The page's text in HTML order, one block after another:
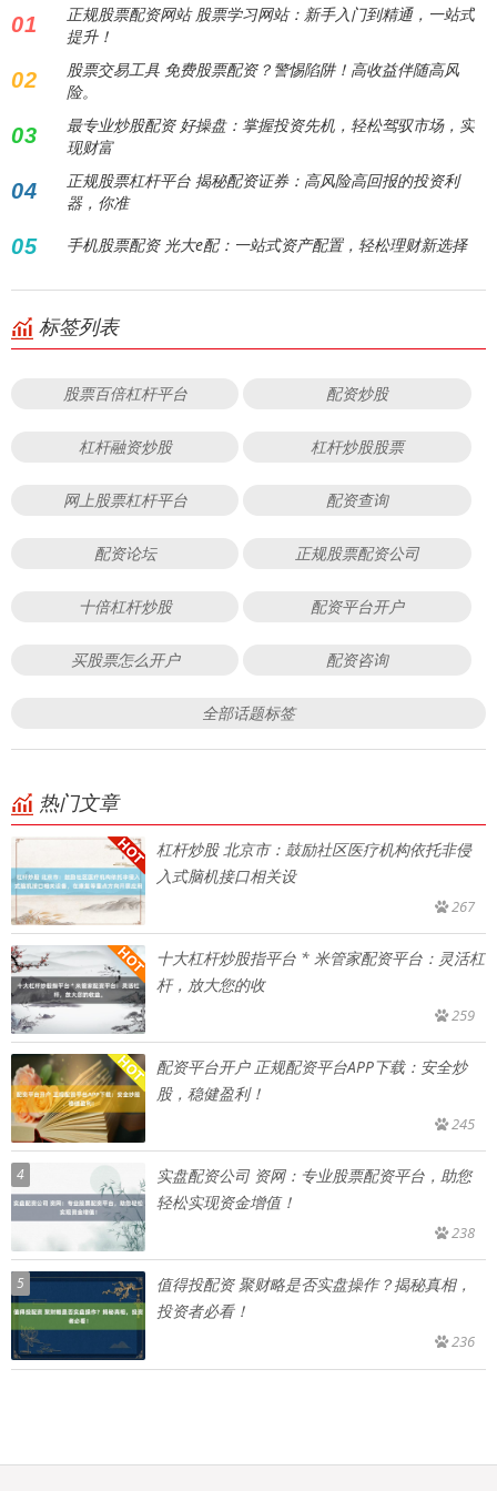
01
正规股票配资网站 股票学习网站：新手入门到精通，一站式
提升！
02
股票交易工具 免费股票配资？警惕陷阱！高收益伴随高风
险。
03
最专业炒股配资 好操盘：掌握投资先机，轻松驾驭市场，实
现财富
04
正规股票杠杆平台 揭秘配资证券：高风险高回报的投资利
器，你准
05 手机股票配资 光大e配：一站式资产配置，轻松理财新选择
标签列表
股票百倍杠杆平台 配资炒股
杠杆融资炒股 杠杆炒股股票
网上股票杠杆平台 配资查询
配资论坛 正规股票配资公司
十倍杠杆炒股 配资平台开户
买股票怎么开户 配资咨询
全部话题标签
热门文章
杠杆炒股 北京市：鼓励社区医疗机构依托非侵
入式脑机接口相关设
267
十大杠杆炒股指平台 * 米管家配资平台：灵活杠
杆，放大您的收
259
配资平台开户 正规配资平台APP下载：安全炒
股，稳健盈利！
245
4
实盘配资公司 资网：专业股票配资平台，助您
轻松实现资金增值！
238
5
值得投配资 聚财略是否实盘操作？揭秘真相，
投资者必看！
236